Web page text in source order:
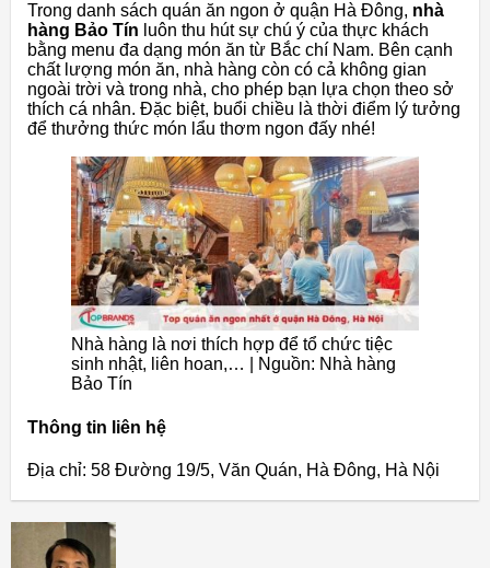
Trong danh sách quán ăn ngon ở quận Hà Đông, nhà
hàng Bảo Tín luôn thu hút sự chú ý của thực khách
bằng menu đa dạng món ăn từ Bắc chí Nam. Bên cạnh
chất lượng món ăn, nhà hàng còn có cả không gian
ngoài trời và trong nhà, cho phép bạn lựa chọn theo sở
thích cá nhân. Đặc biệt, buổi chiều là thời điểm lý tưởng
để thưởng thức món lẩu thơm ngon đấy nhé!
Nhà hàng là nơi thích hợp để tổ chức tiệc
sinh nhật, liên hoan,… | Nguồn: Nhà hàng
Bảo Tín
Thông tin liên hệ
Địa chỉ: 58 Đường 19/5, Văn Quán, Hà Đông, Hà Nội